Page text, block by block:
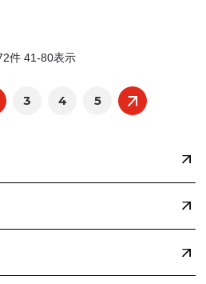
件 41-80表示
3 4 5